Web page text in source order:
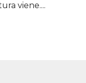
viene....